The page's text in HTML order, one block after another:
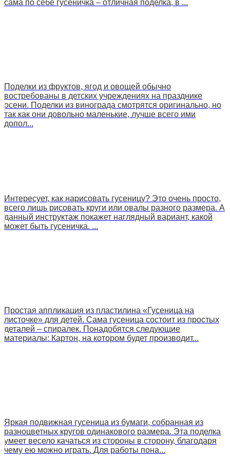
сама по себе гусеничка – отличная поделка, в ...
Поделки из фруктов, ягод и овощей обычно
востребованы в детских учреждениях на празднике
осени. Поделки из винограда смотрятся оригинально, но
так как они довольно маленькие, лучше всего ими
допол...
Интересует, как нарисовать гусеницу? Это очень просто,
всего лишь рисовать круги или овалы разного размера. А
данный инструктаж покажет наглядный вариант, какой
может быть гусеничка. ...
Простая аппликация из пластилина «Гусеница на
листочке» для детей. Сама гусеница состоит из простых
деталей – спиралек. Понадобятся следующие
материалы: Картон, на котором будет производит...
Яркая подвижная гусеница из бумаги, собранная из
разноцветных кругов одинакового размера. Эта поделка
умеет весело качаться из стороны в сторону, благодаря
чему ею можно играть. Для работы пона...